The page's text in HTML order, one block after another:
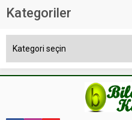
Kategoriler